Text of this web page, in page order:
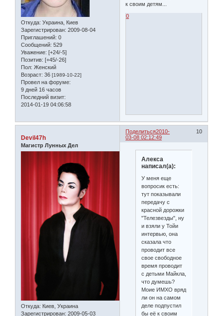
Откуда: Украина, Киев
Зарегистрирован: 2009-08-04
Приглашений: 0
Сообщений: 529
Уважение: [+24/-5]
Позитив: [+45/-26]
Пол: Женский
Возраст: 36 [1989-10-22]
Провел на форуме:
9 дней 16 часов
Последний визит:
2014-01-19 04:06:58
к своим детям...
0
Поделиться 10
2010-
03-08 02:12:49
Devil47h
Магистр Лунных Дел
Откуда: Киев, Украина
Зарегистрирован: 2009-05-03
Алекса
написал(а):
У меня еще
вопросик есть:
тут показывали
передачу с
красной дорожки
"Телезвезды", ну
и взяли у Тойи
интервью, она
сказала что
проводит все
свое свободное
время проводит
с детьми Майкла,
что думешь?
Моие ИМХО вряд
ли он на самом
деле подпустил
бы её к своим